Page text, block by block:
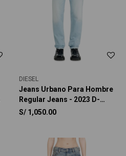
DIESEL
Jeans Urbano Para Hombre
Regular Jeans - 2023 D-
Finitive
S/ 1,050.00